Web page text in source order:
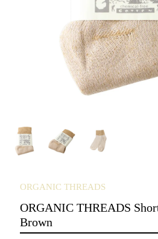
ORGANIC THREADS
ORGANIC THREADS
Brown